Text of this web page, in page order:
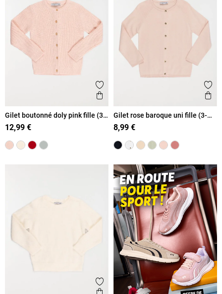
Ajouter aux favoris
Aperçu rapide
Gilet boutonné doly pink fille (3-
12A)
12,99 €
Gilet rose baroque uni fille (3-
12A)
8,99 €
Ajouter aux favoris